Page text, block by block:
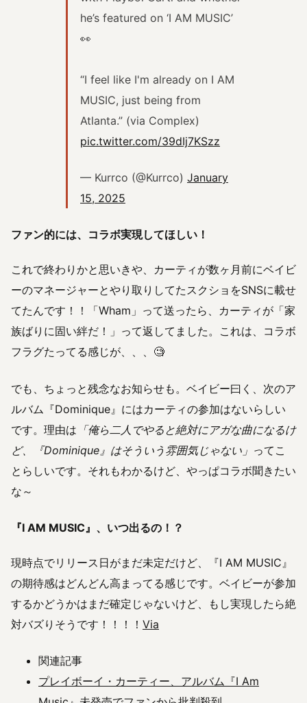
he’s featured on ‘I AM MUSIC’
👀
“I feel like I'm already on I AM
MUSIC, just being from
Atlanta.” (via Complex)
pic.twitter.com/39dIj7KSzz
— Kurrco (@Kurrco) January
15, 2025
ファン的には、コラボ実現してほしい！
これで終わりかと思いきや、カーティが数ヶ月前にベイビ
ーのマネージャーとやり取りしてたスクショをSNSに載せ
てたんです！！「Wham」って送ったら、カーティが「家
族ばりに固い絆だ！」って返してました。これは、コラボ
フラグたってる感じが、、、🧐
でも、ちょっと残念なお知らせも。ベイビー曰く、次のア
ルバム『Dominique』にはカーティの参加はないらしい
です。理由は 「俺ら二人でやると絶対にアガな曲になるけ
ど、『Dominique』はそういう雰囲気じゃない」 ってこ
とらしいです。それもわかるけど、やっぱコラボ聞きたい
な～
『I AM MUSIC』、いつ出るの！？
現時点でリリース日がまだ未定だけど、『I AM MUSIC』
の期待感はどんどん高まってる感じです。ベイビーが参加
するかどうかはまだ確定じゃないけど、もし実現したら絶
対バズりそうです！！！！ Via
関連記事
プレイボーイ・カーティー、アルバム『I Am